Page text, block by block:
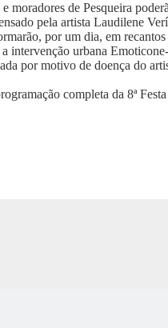
moradores de Pesqueira
pela artista Laudilene
por um dia, em
intervenção urbana
por motivo de doença do
completa da 8ª